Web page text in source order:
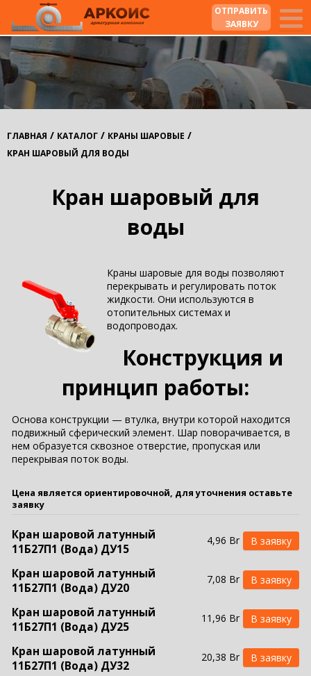
ОТПРАВИТЬ
ЗАЯВКУ
ГЛАВНАЯ / КАТАЛОГ / КРАНЫ ШАРОВЫЕ /
КРАН ШАРОВЫЙ ДЛЯ ВОДЫ
Кран шаровый для
воды
Краны шаровые для воды позволяют
перекрывать и регулировать поток
жидкости. Они используются в
отопительных системах и
водопроводах.
Конструкция и
принцип работы:
Основа конструкции — втулка, внутри которой находится
подвижный сферический элемент. Шар поворачивается, в
нем образуется сквозное отверстие, пропуская или
перекрывая поток воды.
Цена является ориентировочной, для уточнения оставьте
заявку
Кран шаровой латунный
11Б27П1 (Вода) ДУ15
4,96 Br
Кран шаровой латунный
11Б27П1 (Вода) ДУ20
7,08 Br
Кран шаровой латунный
11Б27П1 (Вода) ДУ25
11,96 Br
Кран шаровой латунный
11Б27П1 (Вода) ДУ32
20,38 Br